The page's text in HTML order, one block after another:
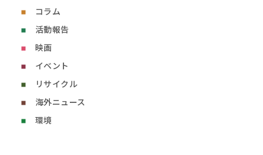
コラム
活動報告
映画
イベント
リサイクル
海外ニュース
環境